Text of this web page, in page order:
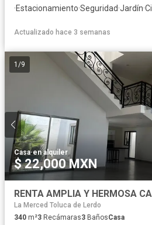
·Estacionamiento·Seguridad·Jardín·
Actualizado hace 3 semanas
1 /9
Casa·en alquiler
$ 22,000 MXN
RENTA AMPLIA Y HERMOSA
La Merced Toluca de Lerdo
340 m²3 Recámaras3 BañosCasa